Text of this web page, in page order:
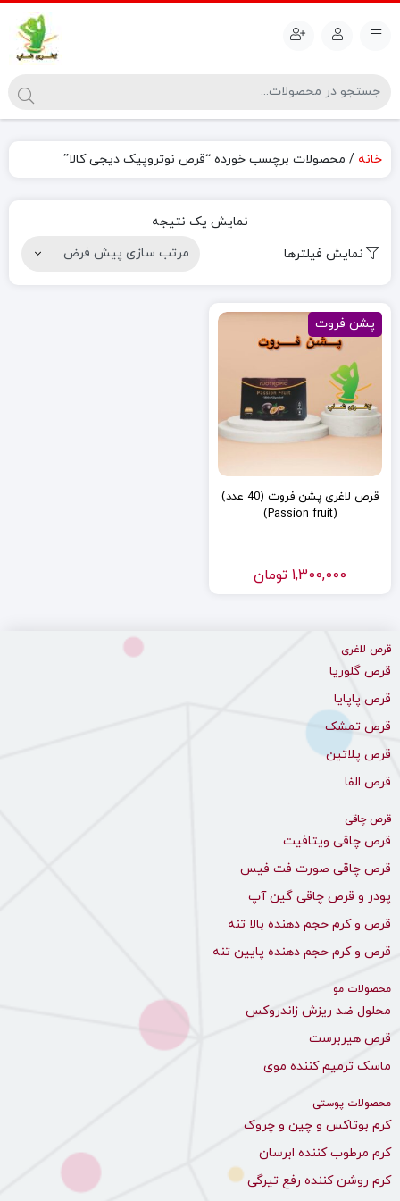
خانه / محصولات برچسب خورده “قرص نوتروپیک دیجی کالا”
نمایش یک نتیجه
نمایش فیلترها
پشن فروت
قرص لاغری پشن فروت (40 عدد)
(Passion fruit)
1,300,000 تومان
قرص لاغری
قرص گلوریا
قرص پاپایا
قرص تمشک
قرص پلاتین
قرص الفا
قرص چاقی
قرص چاقی ویتافیت
قرص چاقی صورت فت فیس
پودر و قرص چاقی گین آپ
قرص و کرم حجم دهنده بالا تنه
قرص و کرم حجم دهنده پایین تنه
محصولات مو
محلول ضد ریزش زاندروکس
قرص هیربرست
ماسک ترمیم کننده موی
محصولات پوستی
کرم بوتاکس و چین و چروک
کرم مرطوب کننده ابرسان
کرم روشن کننده رفع تیرگی